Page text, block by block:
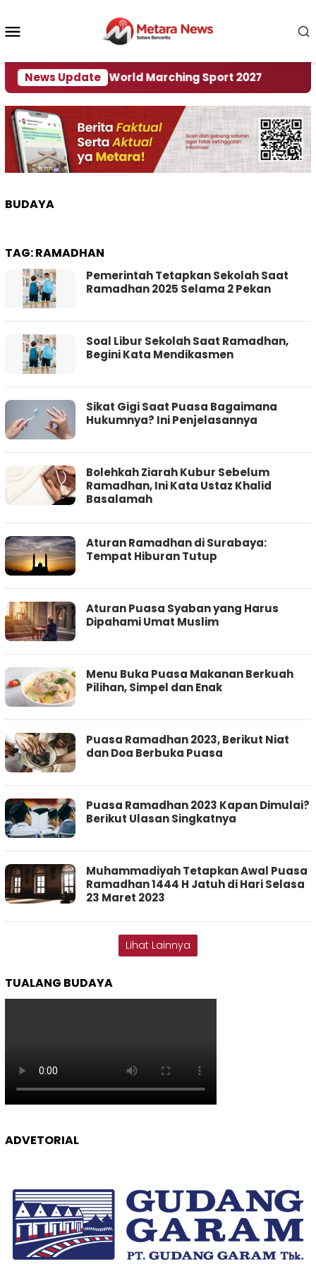
konten
News Update
Rumah World Marching Sport 2027
BUDAYA
TAG:RAMADHAN
Pemerintah Tetapkan Sekolah Saat
Ramadhan 2025 Selama 2 Pekan
Soal Libur Sekolah Saat Ramadhan,
Begini Kata Mendikasmen
Sikat Gigi Saat Puasa Bagaimana
Hukumnya? Ini Penjelasannya
Bolehkah Ziarah Kubur Sebelum
Ramadhan, Ini Kata Ustaz Khalid
Basalamah
Aturan Ramadhan di Surabaya:
Tempat Hiburan Tutup
Aturan Puasa Syaban yang Harus
Dipahami Umat Muslim
Menu Buka Puasa Makanan Berkuah
Pilihan, Simpel dan Enak
Puasa Ramadhan 2023, Berikut Niat
dan Doa Berbuka Puasa
Puasa Ramadhan 2023 Kapan Dimulai?
Berikut Ulasan Singkatnya
Muhammadiyah Tetapkan Awal Puasa
Ramadhan 1444 H Jatuh di Hari Selasa
23 Maret 2023
Lihat Lainnya
TUALANG BUDAYA
ADVETORIAL